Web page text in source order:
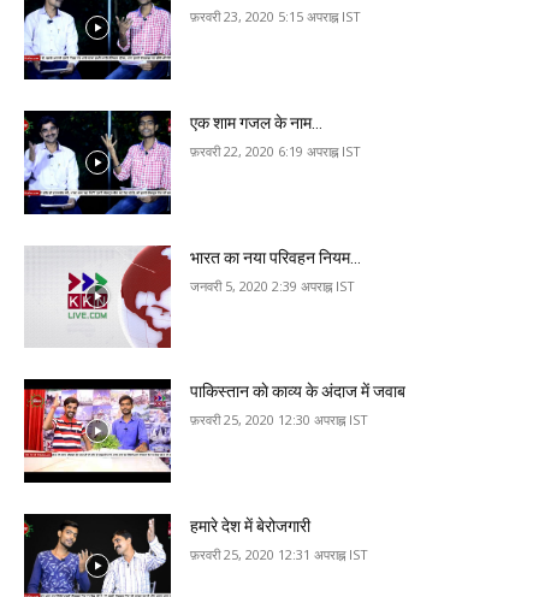
फ़रवरी 23, 2020 5:15 अपराह्न IST
एक शाम गजल के नाम…
फ़रवरी 22, 2020 6:19 अपराह्न IST
भारत का नया परि‍वहन न‍ियम…
जनवरी 5, 2020 2:39 अपराह्न IST
पाकि‍स्‍तान काे काव्‍य के अंदाज में जवाब
फ़रवरी 25, 2020 12:30 अपराह्न IST
हमारे देश में बेरोजगारी
फ़रवरी 25, 2020 12:31 अपराह्न IST